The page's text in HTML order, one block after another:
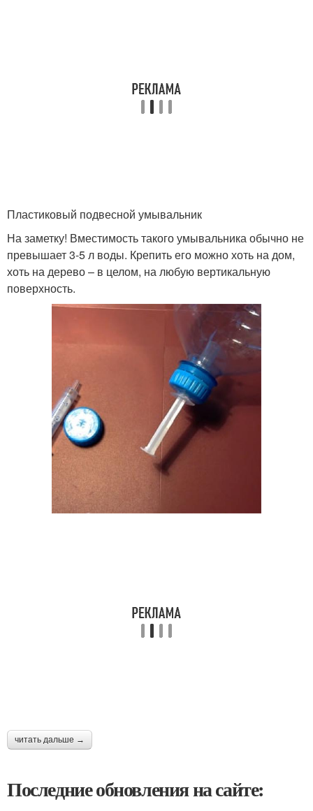
Пластиковый подвесной умывальник
На заметку! Вместимость такого умывальника обычно не
превышает 3-5 л воды. Крепить его можно хоть на дом,
хоть на дерево – в целом, на любую вертикальную
поверхность.
читать дальше →
Последние обновления на сайте: